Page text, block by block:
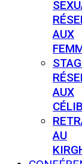
AUX
AUX
AU